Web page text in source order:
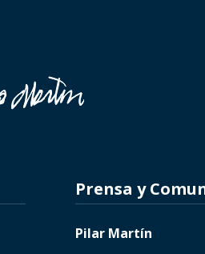
Prensa y
Pilar Martín